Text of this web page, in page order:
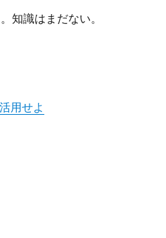
知識はまだない。
用せよ